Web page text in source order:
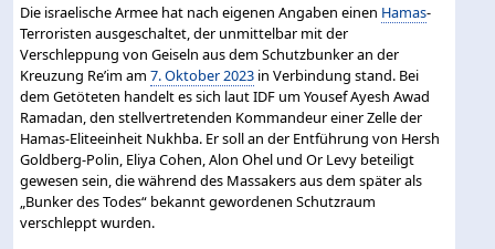
Die israelische Armee hat nach eigenen Angaben einen Hamas-
Terroristen ausgeschaltet, der unmittelbar mit der
Verschleppung von Geiseln aus dem Schutzbunker an der
Kreuzung Re’im am7. Oktober 2023 in Verbindung stand. Bei
dem Getöteten handelt es sich laut IDF um Yousef Ayesh Awad
Ramadan, den stellvertretenden Kommandeur einer Zelle der
Hamas-Eliteeinheit Nukhba. Er soll an der Entführung von Hersh
Goldberg-Polin, Eliya Cohen, Alon Ohel und Or Levy beteiligt
gewesen sein, die während des Massakers aus dem später als
„Bunker des Todes“ bekannt gewordenen Schutzraum
verschleppt wurden.